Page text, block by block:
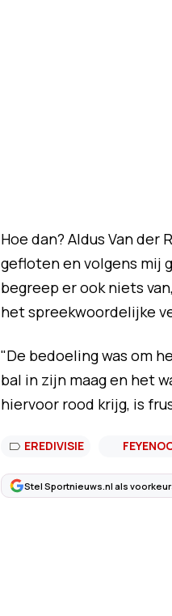
Hoe dan? Aldus Van
gefloten en volgens mij
begreep er ook niets
het spreekwoordelijke
"De bedoeling was om
bal in zijn maag en het
hiervoor rood krijg, is
EREDIVISIE
Stel Sportnieuws.nl als